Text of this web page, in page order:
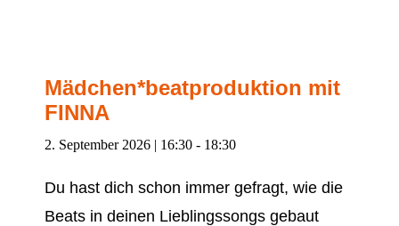
Mädchen*beatproduktion mit
FINNA
2. September 2026 | 16:30- 18:30
Du hast dich schon immer gefragt, wie die
Beats in deinen Lieblingssongs gebaut